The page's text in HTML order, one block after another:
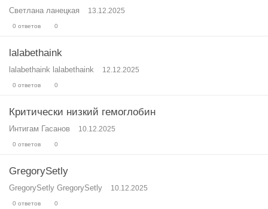
Светлана ланецкая 13.12.2025
0 ответов 0
lalabethaink
lalabethaink lalabethaink 12.12.2025
0 ответов 0
Критически низкий гемоглобин
Интигам Гасанов 10.12.2025
0 ответов 0
GregorySetly
GregorySetly GregorySetly 10.12.2025
0 ответов 0